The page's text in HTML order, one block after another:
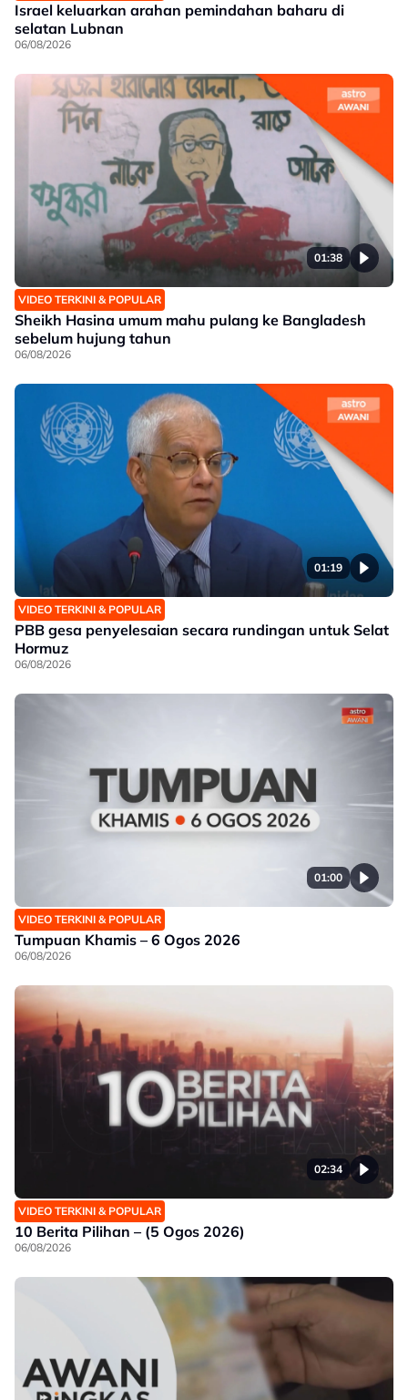
Israel keluarkan arahan pemindahan baharu di
selatan Lubnan
06/08/2026
01:38
VIDEO TERKINI & POPULAR
Sheikh Hasina umum mahu pulang ke Bangladesh
sebelum hujung tahun
06/08/2026
01:19
VIDEO TERKINI & POPULAR
PBB gesa penyelesaian secara rundingan untuk Selat
Hormuz
06/08/2026
01:00
VIDEO TERKINI & POPULAR
Tumpuan Khamis – 6 Ogos 2026
06/08/2026
02:34
VIDEO TERKINI & POPULAR
10 Berita Pilihan – (5 Ogos 2026)
06/08/2026